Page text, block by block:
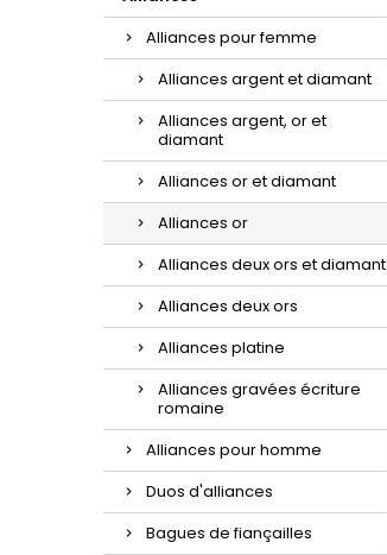
d'oreilles or et zirconium.
la sublime maille gourmette.
croix à porter au quotidien.
Alliances pour femme
Alliances argent et diamant
Alliances argent, or et
diamant
Alliances or et diamant
Alliances or
Alliances deux ors et diamant
Alliances deux ors
Alliances platine
Alliances gravées écriture
romaine
Alliances pour homme
Duos d'alliances
Bagues de fiançailles